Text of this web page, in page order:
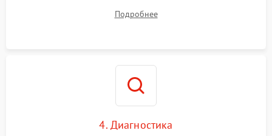
Подробнее
4. Диагностика